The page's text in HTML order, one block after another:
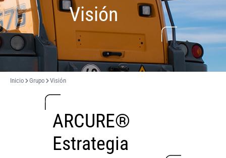
Visión
Inicio Grupo Visión
ARCURE®
Estrategia